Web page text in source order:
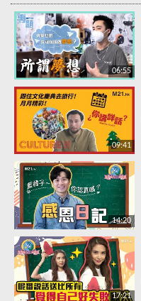
06:55
09:41
14:20
17:21